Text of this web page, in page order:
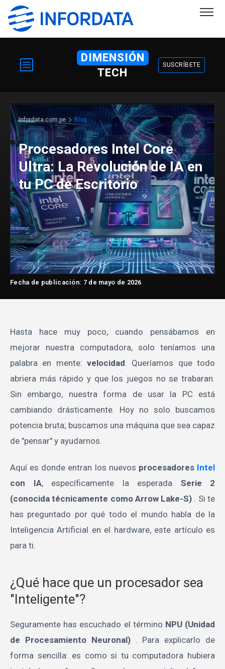
DIMENSIÓN
TECH
SUSCRÍBETE
Infordata.com.pe Blog
Procesadores Intel Core
Ultra: La Revolución de IA en
tu PC de Escritorio
Fecha de publicación: 7 de mayo de 2026
Hasta hace muy poco, cuando pensábamos en
mejorar nuestra computadora, solo teníamos una
palabra en mente: velocidad. Queríamos que todo
abriera más rápido y que los juegos no se trabaran.
Sin embargo, nuestra forma de usar la PC está
cambiando drásticamente. Hoy no solo buscamos
potencia bruta; buscamos una máquina que sea capaz
de "pensar" y ayudarnos.
Aquí es donde entran los nuevos procesadores Intel
con IA, específicamente la esperada Serie 2
(conocida técnicamente como Arrow Lake-S) . Si te
has preguntado por qué todo el mundo habla de la
Inteligencia Artificial en el hardware, este artículo es
para ti.
¿Qué hace que un procesador sea
"Inteligente"?
Seguramente has escuchado el término NPU (Unidad
de Procesamiento Neuronal) . Para explicarlo de
forma sencilla: es como si tu computadora hubiera